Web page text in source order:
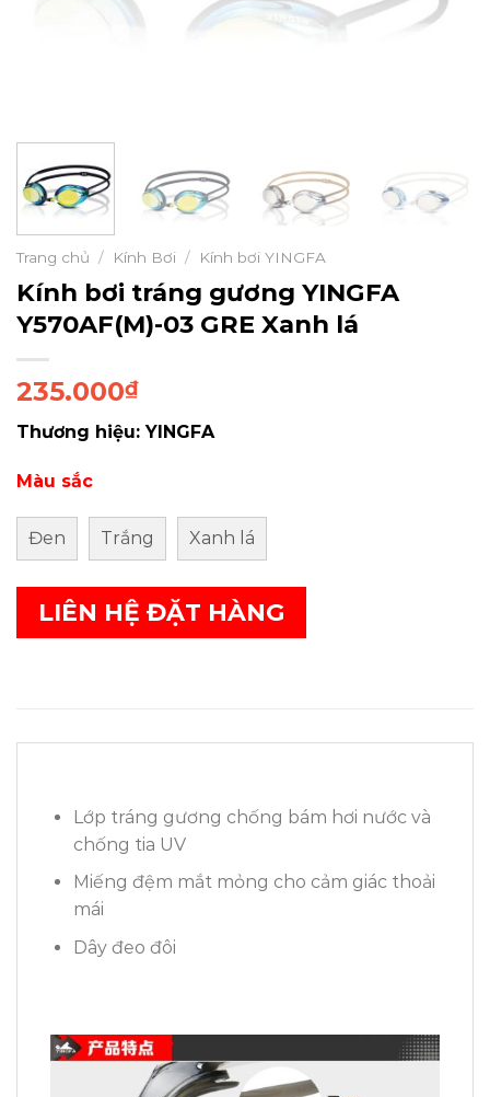
Trang chủ / Kính Bơi / Kính bơi YINGFA
Kính bơi tráng gương YINGFA
Y570AF(M)-03 GRE Xanh lá
235.000₫
Thương hiệu: YINGFA
Màu sắc
Đen Trắng Xanh lá
LIÊN HỆ ĐẶT HÀNG
Lớp tráng gương chống bám hơi nước và
chống tia UV
Miếng đệm mắt mỏng cho cảm giác thoải
mái
Dây đeo đôi